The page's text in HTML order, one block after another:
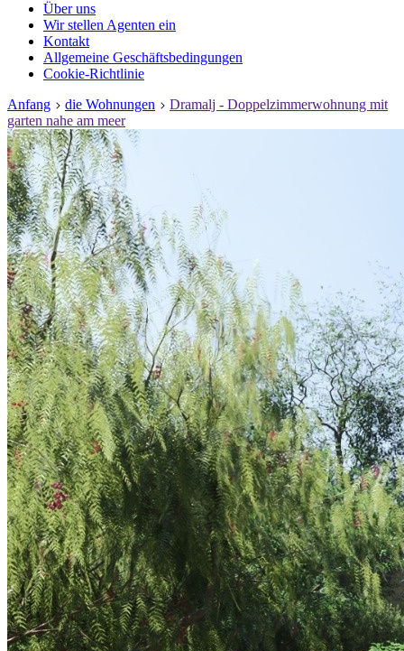
Über uns
Wir stellen Agenten ein
Kontakt
Allgemeine Geschäftsbedingungen
Cookie-Richtlinie
Anfang
die Wohnungen
Dramalj - Doppelzimmerwohnung mit
garten nahe am meer